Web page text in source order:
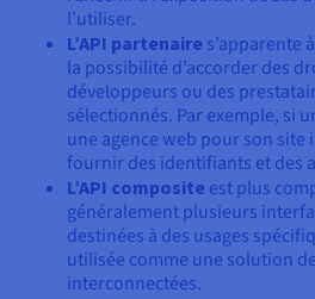
l’utiliser.
L’API partenaire s’apparente
la possibilité d’accorder des
développeurs ou des
sélectionnés. Par exemple, si
une agence web pour son
fournir des identifiants et des
L’API composite est plus
généralement plusieurs
destinées à des usages
utilisée comme une solution
interconnectées.